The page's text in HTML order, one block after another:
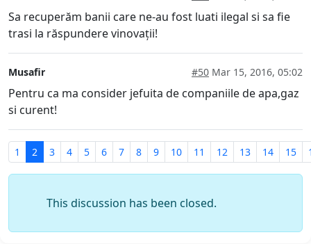
Sa recuperăm banii care ne-au fost luati ilegal si sa fie
trasi la răspundere vinovații!
Musafir #50 Mar 15, 2016, 05:02
Pentru ca ma consider jefuita de companiile de apa,gaz
si curent!
1 2 3 4 5 6 7 8 9 10 11 12 13 14 15
This discussion has been closed.